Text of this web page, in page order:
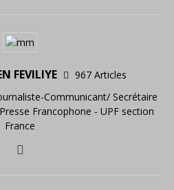
FEVILIYE
967 Articles
Communicant/ Secrétaire
Francophone - UPF section
France